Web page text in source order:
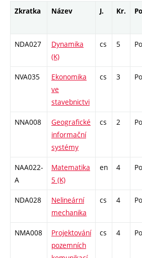
Zkratka Název J. Kr.
NDA027
Dynamika
(K)
cs 5
NVA035
Ekonomika
ve
stavebnictvi
cs 3
NNA008
Geografické
informační
systémy
cs 2
NAA022-
A
Matematika
5 (K)
en 4
NDA028
Nelineární
mechanika
cs 4
NMA008
Projektování
pozemních
cs 4